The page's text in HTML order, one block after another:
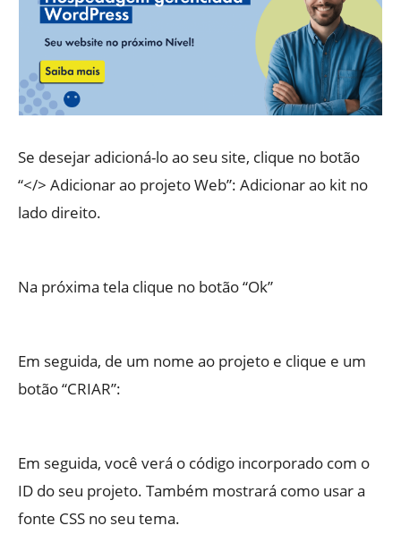
Se desejar adicioná-lo ao seu site, clique no botão
“</> Adicionar ao projeto Web”: Adicionar ao kit no
lado direito.
Na próxima tela clique no botão “Ok”
Em seguida, de um nome ao projeto e clique e um
botão “CRIAR”:
Em seguida, você verá o código incorporado com o
ID do seu projeto. Também mostrará como usar a
fonte CSS no seu tema.